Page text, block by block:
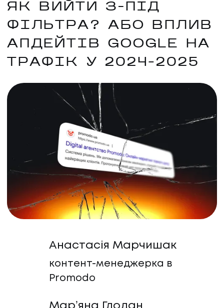
ЯК ВИЙТИ З-ПІД
ФІЛЬТРА? АБО ВПЛИВ
АПДЕЙТІВ GOOGLE НА
ТРАФІК У 2024–2025
Анастасія Марчишак
контент-менеджерка в
Promodo